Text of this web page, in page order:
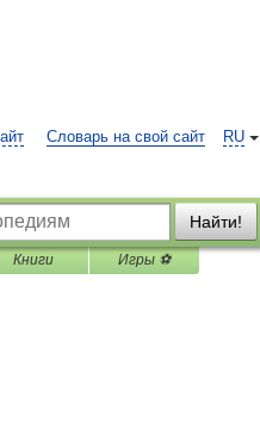
RU
Словарь на свой сайт
Найти!
Книги Игры ⚽